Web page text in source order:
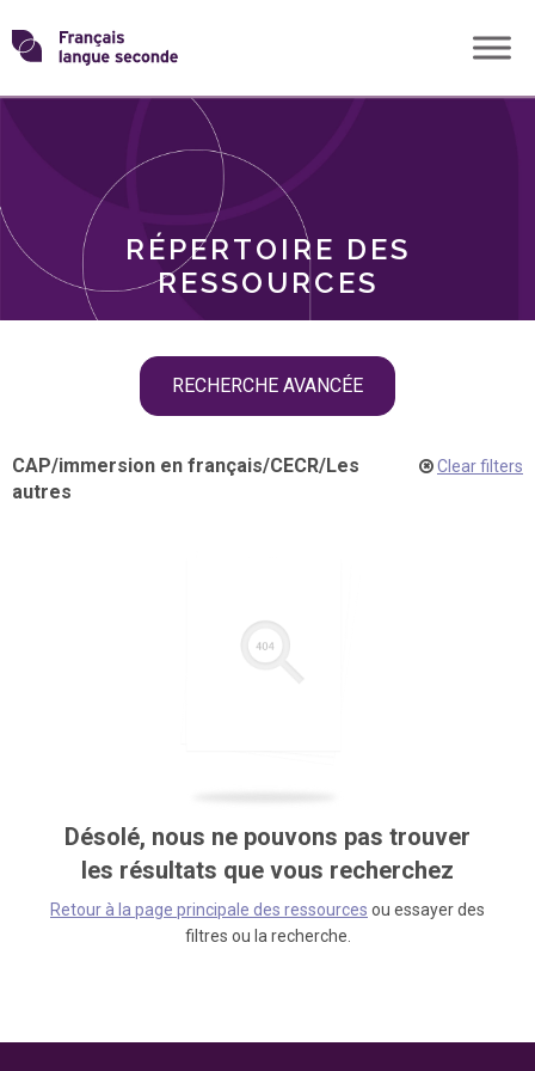
Skip
toTransformons
langue
RÉPERTOIRE DES
RESSOURCES
RECHERCHE AVANCÉE
THÈMES
CAP/immersion en français/CECR/Les
autres
Clear filters
Désolé, nous ne pouvons pas trouver
les résultats que vous recherchez
Retour à la page principale des ressources ou essayer des
filtres ou la recherche.